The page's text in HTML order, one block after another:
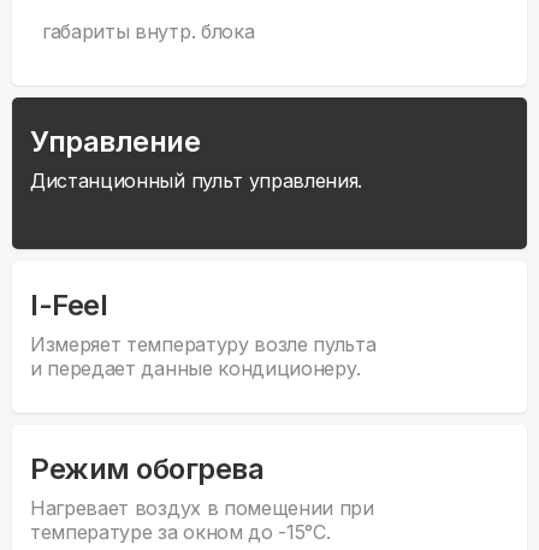
габариты внутр. блока
Управление
Дистанционный пульт управления.
I-Feel
Измеряет температуру возле пульта
и передает данные кондиционеру.
Режим обогрева
Нагревает воздух в помещении при
температуре за окном до -15°С.